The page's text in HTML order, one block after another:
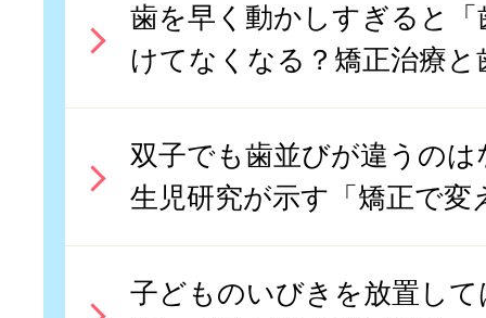
歯を早く動かしすぎると
けてなくなる？矯正治療と
双子でも歯並びが違うのは
生児研究が示す「矯正で変
子どものいびきを放置し